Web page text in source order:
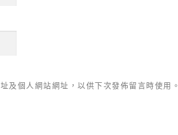
及個人網站網址，以供下次發佈留言時使用。